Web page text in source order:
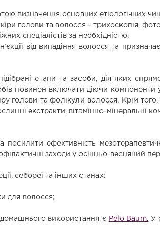
визначення основних етіологічних
голови та волосся – трихоскопія,
спеціалістів за необхідністю;
від випадіння волосся та
етапи та засоби, дія яких
повинен включати діючи компоненти у
голови та фолікули волосся. Крім
екстракти, вітамінно-мінеральні
ефективність
заходи у осінньо-весняний
себореї та інших станах:
для волосся;
використання є Pelo Baum. У